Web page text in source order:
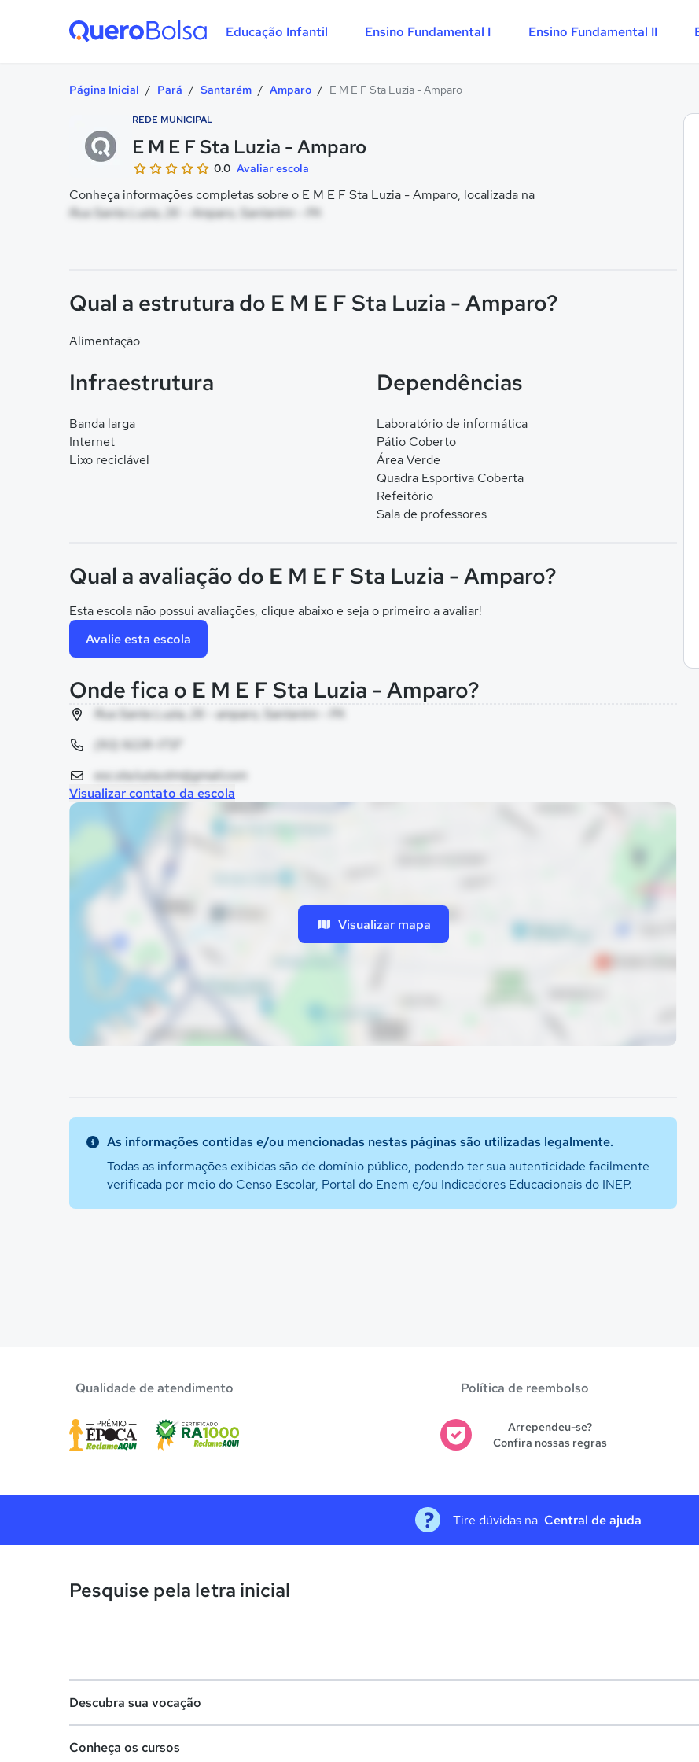
Educação Infantil Ensino Fundamental I Ensino Fundamental II
Página Inicial / Pará / Santarém / Amparo / E M E F Sta Luzia - Amparo
REDE MUNICIPAL
E M E F Sta Luzia - Amparo
0.0 Avaliar escola
Conheça informações completas sobre o E M E F Sta Luzia - Amparo, localizada na
Rua Santa Luzia, 26 - Amparo, Santarém - PA
Qual a estrutura do E M E F Sta Luzia - Amparo?
Alimentação
Infraestrutura
Banda larga
Internet
Lixo reciclável
Dependências
Laboratório de informática
Pátio Coberto
Área Verde
Quadra Esportiva Coberta
Refeitório
Sala de professores
Qual a avaliação do E M E F Sta Luzia - Amparo?
Esta escola não possui avaliações, clique abaixo e seja o primeiro a avaliar!
Avalie esta escola
Onde fica o E M E F Sta Luzia - Amparo?
Rua Santa Luzia, 26 - amparo, Santarém - PA
(93) 9228-1737
esc.sta.luzia.stm@gmail.com
Visualizar contato da escola
Visualizar mapa
As informações contidas e/ou mencionadas nestas páginas são utilizadas legalmente.
Todas as informações exibidas são de domínio público, podendo ter sua autenticidade facilmente
verificada por meio do Censo Escolar, Portal do Enem e/ou Indicadores Educacionais do INEP.
Qualidade de atendimento Política de reembolso
Arrependeu-se?
Confira nossas regras
Tire dúvidas na Central de ajuda
Pesquise pela letra inicial
Descubra sua vocação
Conheça os cursos